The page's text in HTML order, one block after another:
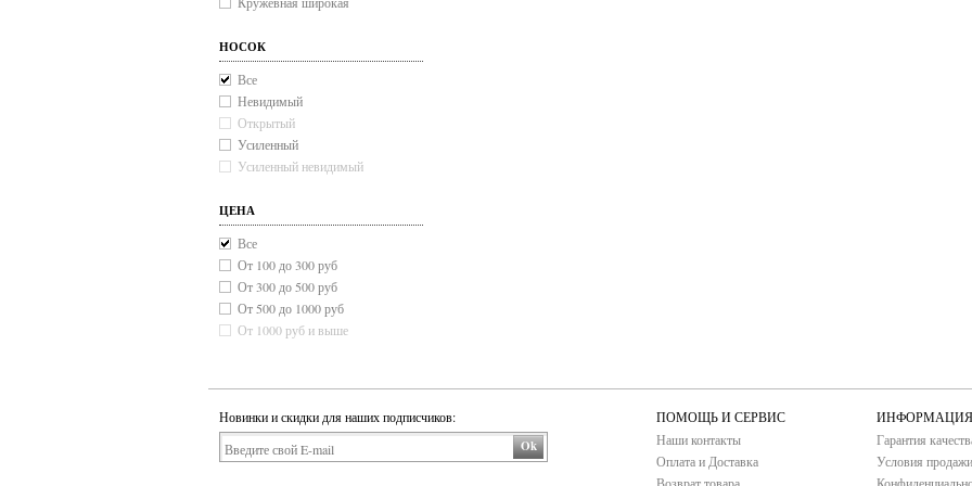
НОСОК
Все
Невидимый
Открытый
Усиленный
Усиленный невидимый
ЦЕНА
Все
От 100 до 300 руб
От 300 до 500 руб
От 500 до 1000 руб
От 1000 руб и выше
Новинки и скидки для наших подписчиков:
Ok
ПОМОЩЬ И СЕРВИС
Наши контакты
Оплата и Доставка
ИНФОРМАЦИЯ
Гарантия
Условия продажи